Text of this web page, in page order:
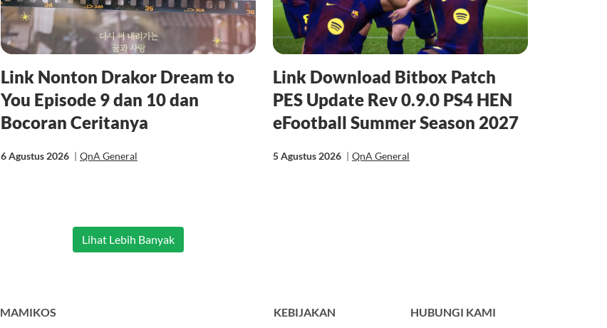
Link Nonton Drakor Dream to
You Episode 9 dan 10 dan
Bocoran Ceritanya
6 Agustus 2026 | QnA General
Link Download Bitbox Patch
PES Update Rev 0.9.0 PS4 HEN
eFootball Summer Season 2027
5 Agustus 2026 | QnA General
Lihat Lebih Banyak
MAMIKOS KEBIJAKAN HUBUNGI KAMI